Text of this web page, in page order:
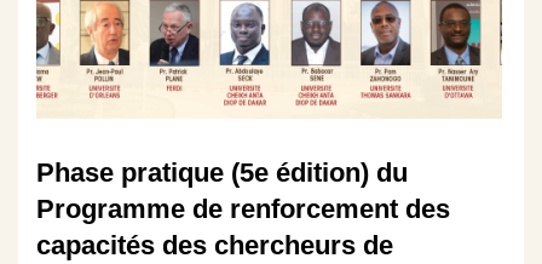
Phase pratique (5e édition) du
Programme de renforcement des
capacités des chercheurs de